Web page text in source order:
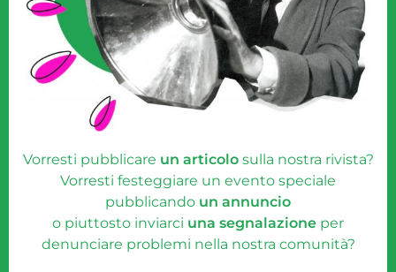
Vorresti pubblicare un articolosulla nostra rivista?
Vorresti festeggiare un evento speciale
pubblicando un annuncio
o piuttosto inviarci una segnalazione per
denunciare problemi nella nostra comunità?